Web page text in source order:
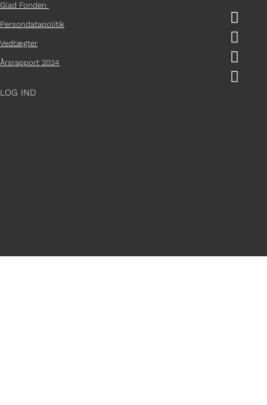
Glad Fonden
Persondatapolitik
Vedtægter
Årsrapport 2024
LOG IND



